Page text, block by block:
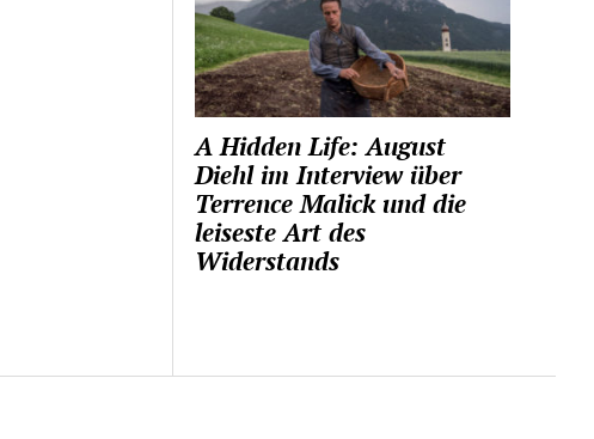
A Hidden Life: August
Diehl im Interview über
Terrence Malick und die
leiseste Art des
Widerstands